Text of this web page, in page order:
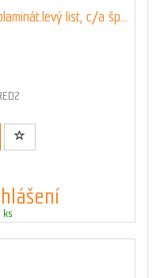
list, c/a šp...
ks